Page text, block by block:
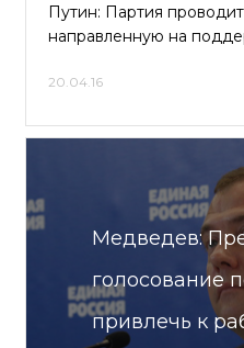
Путин: Партия
направленную на
20.04.16
Медведев:
голосование
привлечь к